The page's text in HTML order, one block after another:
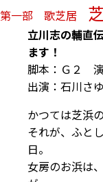
第一部 歌芝居
立川志の輔直
ます！
脚本：Ｇ２
出演：石川
かつては芝浜
それが、ふと
日。
女房のお浜は